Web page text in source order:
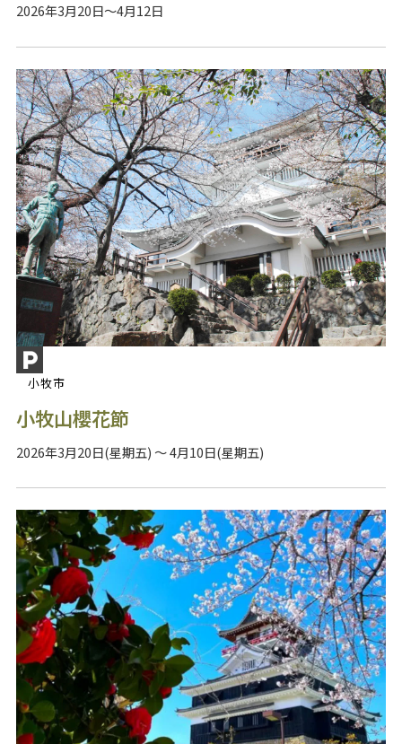
2026年3月20日～4月12日
小牧市
小牧山櫻花節
2026年3月20日(星期五) ～ 4月10日(星期五)